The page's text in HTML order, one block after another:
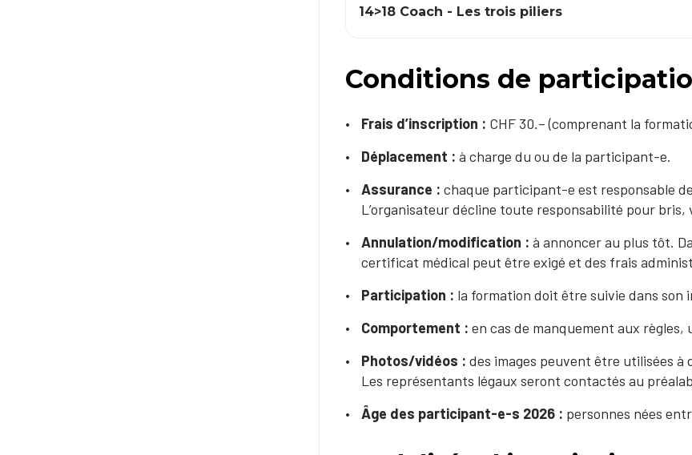
14>18 Coach - Les trois piliers
Conditions de
Frais d’inscription : CHF 30.– (comprenant la
Déplacement : à charge du ou de la participant-e.
Assurance : chaque participant-e est responsable
L’organisateur décline toute responsabilité pour bris,
Annulation/modification : à annoncer au plus tôt.
certificat médical peut être exigé et des frais
Participation : la formation doit être suivie dans son
Comportement : en cas de manquement aux règles,
Photos/vidéos : des images peuvent être utilisées à
Les représentants légaux seront contactés au
Âge des participant-e-s 2026 : personnes nées